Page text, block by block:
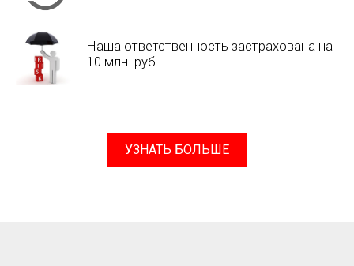
Наша ответственность застрахована на
10 млн. руб
УЗНАТЬ БОЛЬШЕ